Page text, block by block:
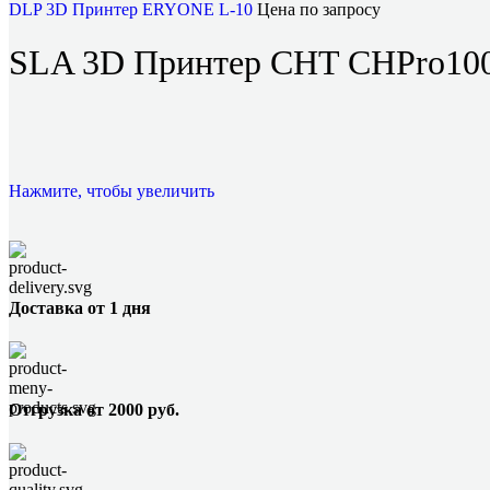
DLP 3D Принтер ERYONE L-10 Цена по запросу
SLA 3D Принтер CHT
Нажмите, чтобы увеличить
Доставка от 1 дня
Отгрузка от 2000 руб.